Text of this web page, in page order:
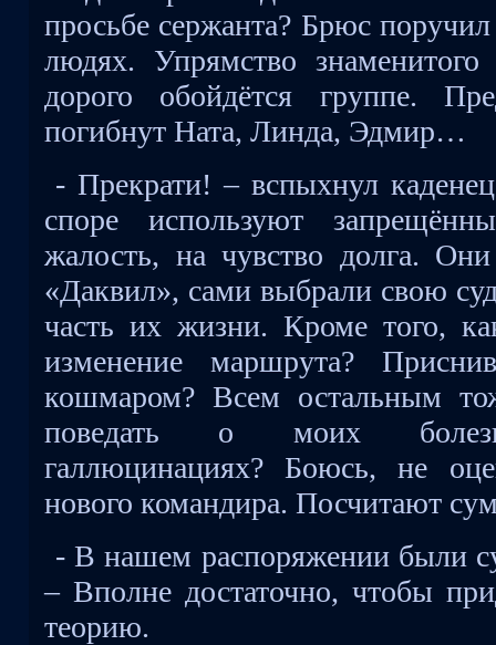
просьбе сержанта? Брюс поручил
людях. Упрямство знаменитого
дорого обойдётся группе.
погибнут Ната, Линда, Эдмир…
- Прекрати! – вспыхнул
споре используют
жалость, на чувство долга.
«Даквил», сами выбрали свою
часть их жизни. Кроме того,
изменение маршрута?
кошмаром? Всем остальным
поведать о моих
галлюцинациях? Боюсь, не
нового командира. Посчитают
- В нашем распоряжении были
– Вполне достаточно, чтобы
теорию.